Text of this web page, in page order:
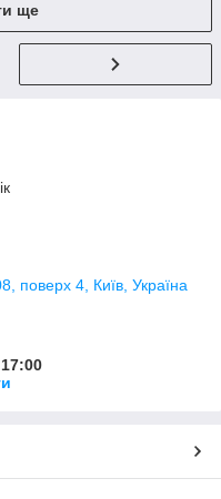
ще
поверх 4, Київ, Україна